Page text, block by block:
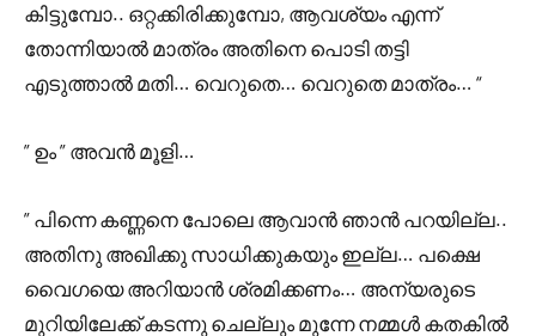
കിട്ടുമ്പോ.. ഒറ്റക്കിരിക്കുമ്പോ, ആവശ്യം എന്ന്
തോന്നിയാൽ മാത്രം അതിനെ പൊടി തട്ടി
എടുത്താൽ മതി… വെറുതെ… വെറുതെ മാത്രം… “
” ഉം ” അവൻ മൂളി…
” പിന്നെ കണ്ണനെ പോലെ ആവാൻ ഞാൻ പറയില്ല..
അതിനു അഖിക്കു സാധിക്കുകയും ഇല്ല… പക്ഷെ
വൈഗയെ അറിയാൻ ശ്രമിക്കണം… അന്യരുടെ
മുറിയിലേക്ക് കടന്നു ചെല്ലും മുന്നേ നമ്മൾ കതകിൽ